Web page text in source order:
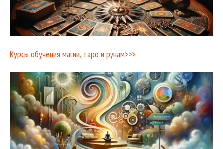
Курсы обучения магии, таро и рунам>>>